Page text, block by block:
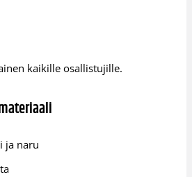
kaikille osallistujille.
ja naru